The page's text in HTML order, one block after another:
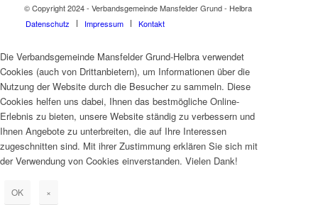
© Copyright 2024 - Verbandsgemeinde Mansfelder Grund - Helbra
Datenschutz
Impressum Kontakt
Die Verbandsgemeinde Mansfelder Grund-Helbra verwendet
Cookies (auch von Drittanbietern), um Informationen über die
Nutzung der Website durch die Besucher zu sammeln. Diese
Cookies helfen uns dabei, Ihnen das bestmögliche Online-
Erlebnis zu bieten, unsere Website ständig zu verbessern und
Ihnen Angebote zu unterbreiten, die auf Ihre Interessen
zugeschnitten sind. Mit ihrer Zustimmung erklären Sie sich mit
der Verwendung von Cookies einverstanden. Vielen Dank!
OK ×